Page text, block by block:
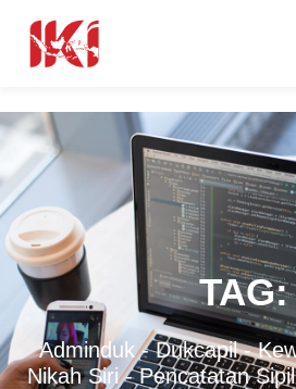
TAG:
Adminduk-Dukcapil-
Nikah Siri-Pencatatan Sipil